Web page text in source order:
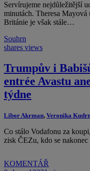
Servírujeme nejdůležitější
minutách. Theresa
Británie je však stále…
Souhrn
shares views
Trumpův i
entrée Avastu
týdne
Libor Akrman, Veronika
Co stálo Vodafonu za
zisk ČEZu, kdo se
KOMENTÁŘ